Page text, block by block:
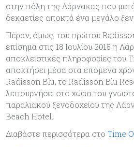
στην πόλη της Λάρνακας που
δεκαετίες αποκτά ένα μεγάλο
Πέραν, όμως, του πρώτου
επίσημα στις 18 Ιουλίου 2018 η
αποκλειστικές πληροφορίες του
αποκτήσει μέσα στα επόμενα
Radisson Blu, το Radisson Blu
λειτουργήσει στο χώρο του
παραλιακού ξενοδοχείου της
Beach Hotel.
Διαβάστε περισσότερα στο Time